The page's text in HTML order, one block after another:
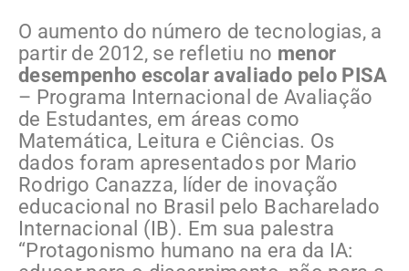
O aumento do número de tecnologias, a
partir de 2012, se refletiu no menor
desempenho escolar avaliado pelo PISA
– Programa Internacional de Avaliação
de Estudantes, em áreas como
Matemática, Leitura e Ciências. Os
dados foram apresentados por Mario
Rodrigo Canazza, líder de inovação
educacional no Brasil pelo Bacharelado
Internacional (IB). Em sua palestra
“Protagonismo humano na era da IA: